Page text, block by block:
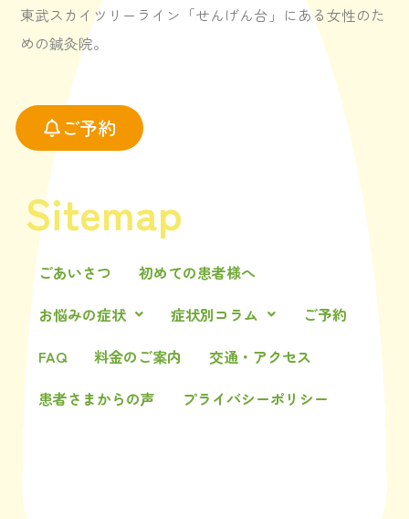
東武スカイツリーライン「せんげん台」にある女性のた
めの鍼灸院。
ご予約
Sitemap
ごあいさつ
初めての患者様へ
お悩みの症状
症状別コラム
ご予約
FAQ
料金のご案内
交通・アクセス
患者さまからの声
プライバシーポリシー